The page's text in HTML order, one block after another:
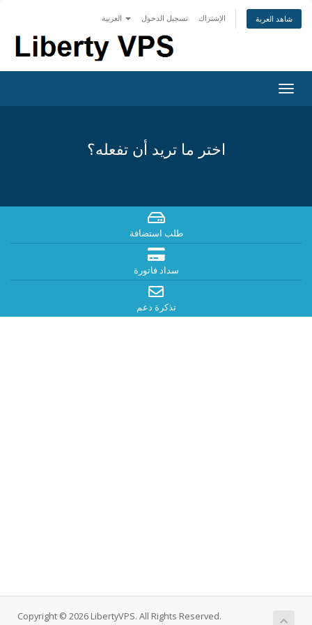
تسجيل الدخول الإشتراك شاهد العربة
اختر ما تريد أن تفعله؟
طلب استضافة
سداد فاتورة
تذكرة دعم
Copyright © 2026 LibertyVPS. All Rights Reserved.